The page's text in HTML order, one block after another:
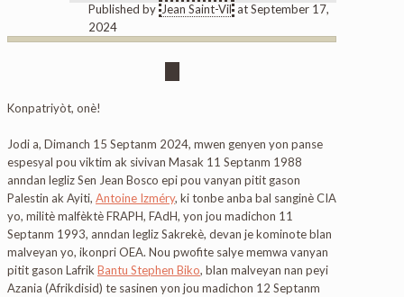
Published by Jean Saint-Vil atSeptember 17,
2024
Konpatriyòt, onè!
Jodi a, Dimanch 15 Septanm 2024, mwen genyen yon panse
espesyal pou viktim ak sivivan Masak 11 Septanm 1988
anndan legliz Sen Jean Bosco epi pou vanyan pitit gason
Palestin ak Ayiti, Antoine Izméry, ki tonbe anba bal sanginè CIA
yo, militè malfèktè FRAPH, FAdH, yon jou madichon 11
Septanm 1993, anndan legliz Sakrekè, devan je kominote blan
malveyan yo, ikonpri OEA. Nou pwofite salye memwa vanyan
pitit gason Lafrik Bantu Stephen Biko, blan malveyan nan peyi
Azania (Afrikdisid) te sasinen yon jou madichon 12 Septanm